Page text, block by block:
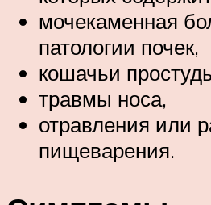
мочекаменная
патологии почек,
кошачьи
травмы носа,
отравления или
пищеварения.